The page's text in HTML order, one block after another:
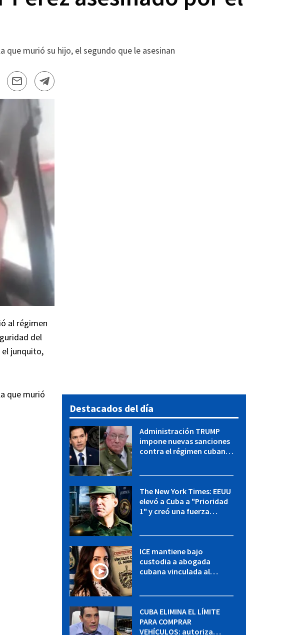
que murió su hijo, el segundo que le asesinan
al régimen
del
el junquito,
que murió
Destacados del día
Administración TRUMP
impone nuevas sanciones
contra el régimen cubano:
The New York Times: EEUU
elevó a Cuba a "Prioridad
1" y creó una fuerza
ICE mantiene bajo
custodia a abogada
cubana vinculada al
CUBA ELIMINA EL LÍMITE
PARA COMPRAR
VEHÍCULOS: autoriza